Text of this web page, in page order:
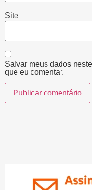
Site
Salvar meus dados
que eu comentar.